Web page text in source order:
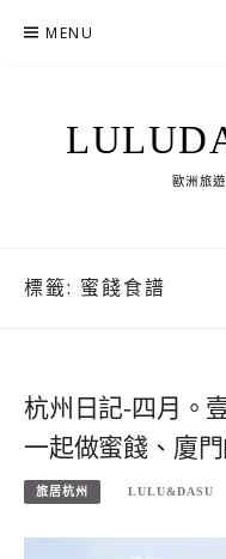
MENU
歐洲旅
標籤: 蜜餞食譜
杭州日記-四月。
一起做蜜餞、廈
旅居杭州 LULU&DASU